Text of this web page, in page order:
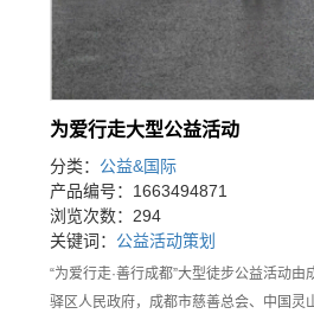
为爱行走大型公益活动
分类： 公益&国际
产品编号：1663494871
浏览次数：294
关键词： 公益活动策划
“为爱行走·善行成都”大型徒步公益活动
驿区人民政府，成都市慈善总会、中国灵